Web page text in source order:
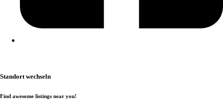
Standort wechseln
Find awesome listings near you!